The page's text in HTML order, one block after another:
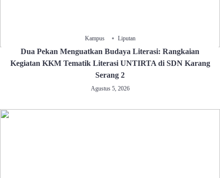
Kampus Liputan
Dua Pekan Menguatkan Budaya Literasi: Rangkaian
Kegiatan KKM Tematik Literasi UNTIRTA di SDN Karang
Serang 2
Agustus 5, 2026